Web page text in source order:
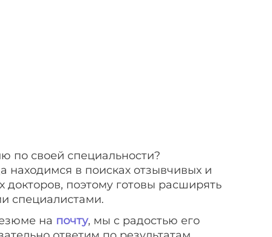
по своей специальности?
находимся в поисках отзывчивых и
докторов, поэтому готовы расширять
специалистами.
на почту, мы с радостью его